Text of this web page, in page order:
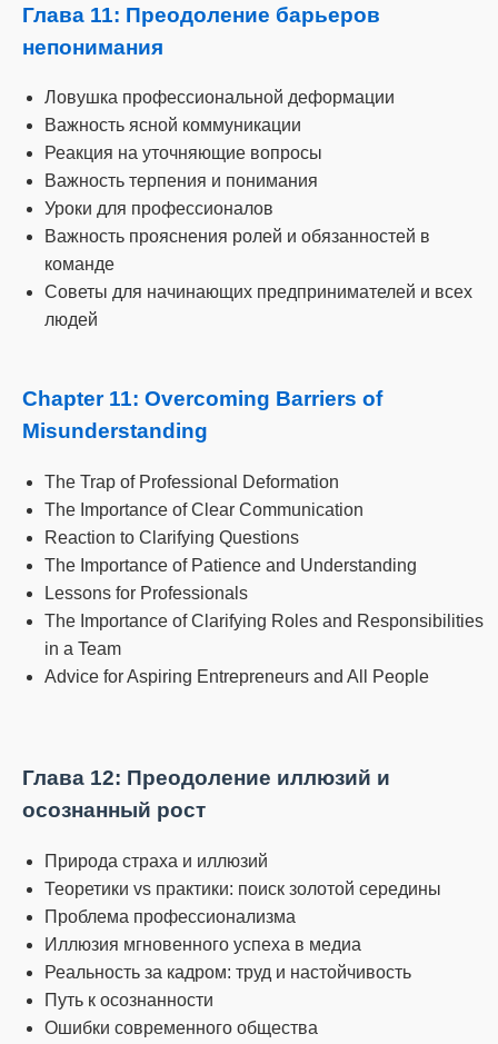
Глава 11: Преодоление барьеров
непонимания
Ловушка профессиональной деформации
Важность ясной коммуникации
Реакция на уточняющие вопросы
Важность терпения и понимания
Уроки для профессионалов
Важность прояснения ролей и обязанностей в
команде
Советы для начинающих предпринимателей и всех
людей
Chapter 11: Overcoming Barriers of
Misunderstanding
The Trap of Professional Deformation
The Importance of Clear Communication
Reaction to Clarifying Questions
The Importance of Patience and Understanding
Lessons for Professionals
The Importance of Clarifying Roles and Responsibilities
in a Team
Advice for Aspiring Entrepreneurs and All People
Глава 12: Преодоление иллюзий и
осознанный рост
Природа страха и иллюзий
Теоретики vs практики: поиск золотой середины
Проблема профессионализма
Иллюзия мгновенного успеха в медиа
Реальность за кадром: труд и настойчивость
Путь к осознанности
Ошибки современного общества